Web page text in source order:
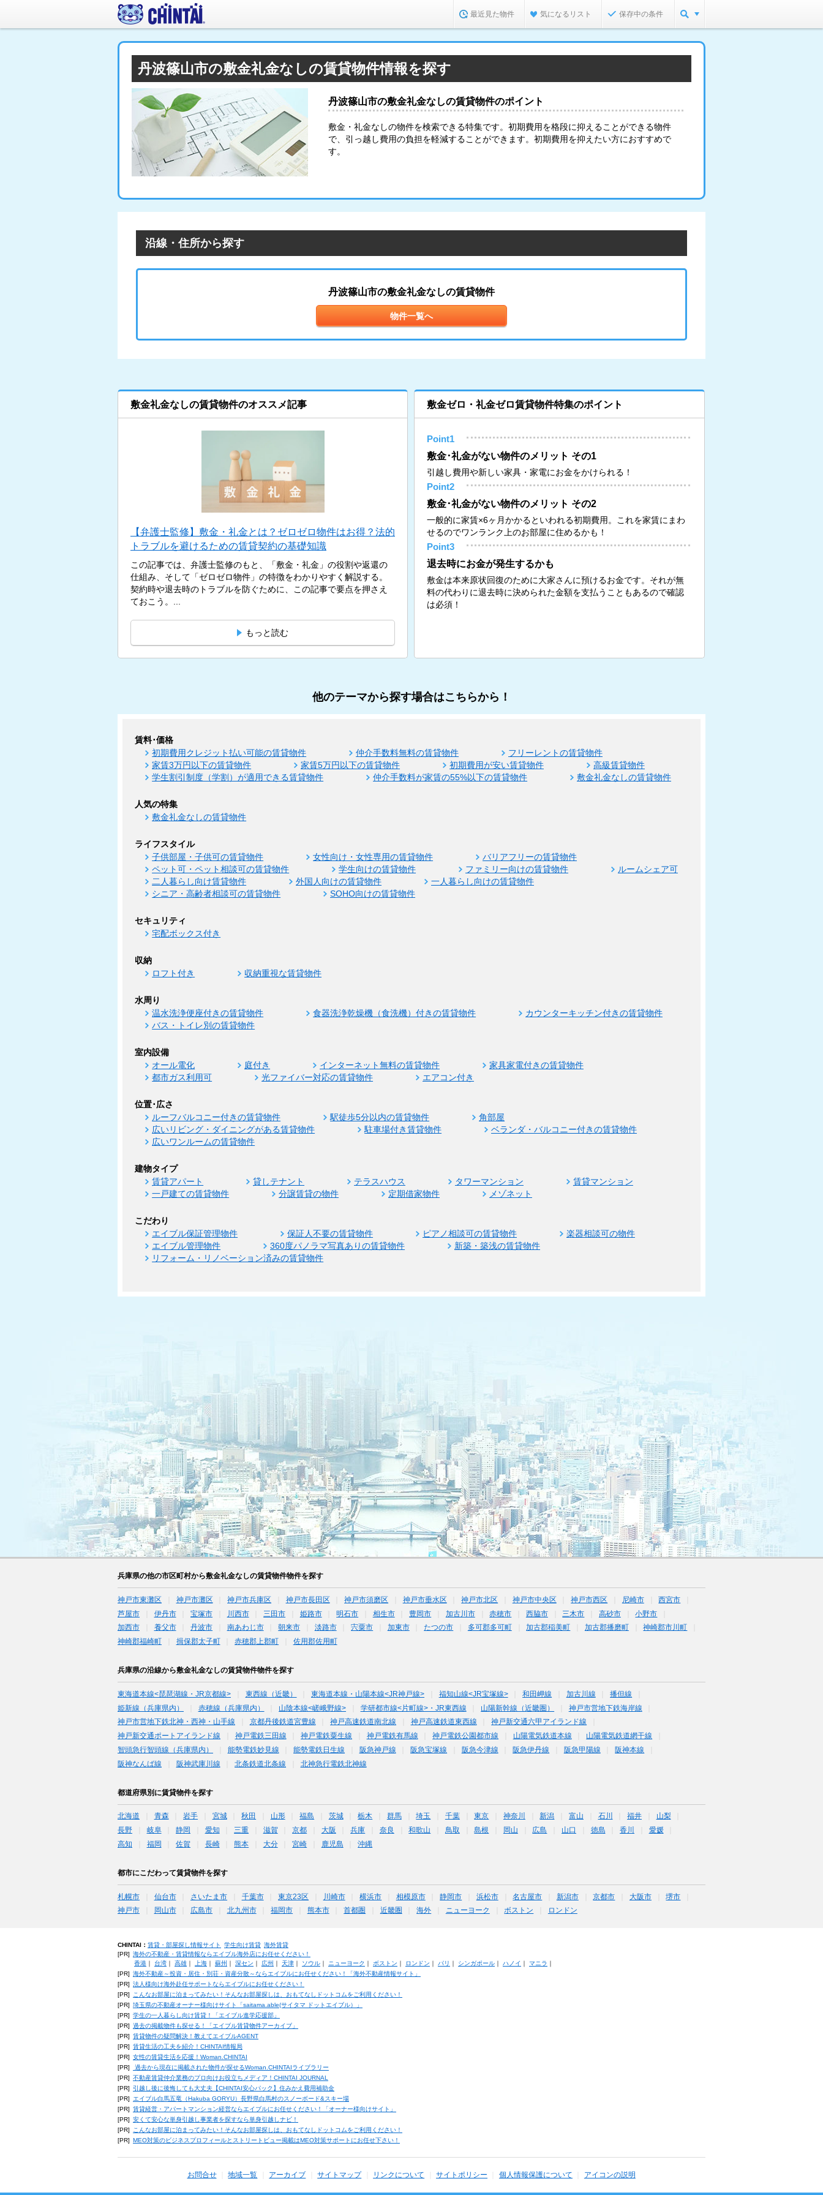
最近見た物件 気になるリスト 保存中の条件
丹波篠山市の敷金礼金なしの賃貸物件情報を探す
丹波篠山市の敷金礼金なしの賃貸物件のポイント
敷金・礼金なしの物件を検索できる特集です。初期費用を格段に抑えることができる物件
で、引っ越し費用の負担を軽減することができます。初期費用を抑えたい方におすすめで
す。
沿線・住所から探す
丹波篠山市の敷金礼金なしの賃貸物件
物件一覧へ
敷金礼金なしの賃貸物件のオススメ記事
【弁護士監修】敷金・礼金とは？ゼロゼロ物件はお得？法的
トラブルを避けるための賃貸契約の基礎知識
この記事では、弁護士監修のもと、「敷金・礼金」の役割や返還の
仕組み、そして「ゼロゼロ物件」の特徴をわかりやすく解説する。
契約時や退去時のトラブルを防ぐために、この記事で要点を押さえ
ておこう。...
もっと読む
敷金ゼロ・礼金ゼロ賃貸物件特集のポイント
Point1
敷金･礼金がない物件のメリット その1
引越し費用や新しい家具・家電にお金をかけられる！
Point2
敷金･礼金がない物件のメリット その2
一般的に家賃×6ヶ月かかるといわれる初期費用。これを家賃にまわ
せるのでワンランク上のお部屋に住めるかも！
Point3
退去時にお金が発生するかも
敷金は本来原状回復のために大家さんに預けるお金です。それが無
料の代わりに退去時に決められた金額を支払うこともあるので確認
は必須！
他のテーマから探す場合はこちらから！
賃料･価格
初期費用クレジット払い可能の賃貸物件 仲介手数料無料の賃貸物件
フリーレントの賃貸物件
家賃3万円以下の賃貸物件
家賃5万円以下の賃貸物件 初期費用が安い賃貸物件
高級賃貸物件
学生割引制度（学割）が適用できる賃貸物件
仲介手数料が家賃の55%以下の賃貸物件 敷金礼金なしの賃貸物件
人気の特集
敷金礼金なしの賃貸物件
ライフスタイル
子供部屋・子供可の賃貸物件 女性向け・女性専用の賃貸物件
バリアフリーの賃貸物件
ペット可・ペット相談可の賃貸物件
学生向けの賃貸物件 ファミリー向けの賃貸物件
ルームシェア可
二人暮らし向け賃貸物件
外国人向けの賃貸物件
一人暮らし向けの賃貸物件
シニア・高齢者相談可の賃貸物件
SOHO向けの賃貸物件
セキュリティ
宅配ボックス付き
収納
ロフト付き 収納重視な賃貸物件
水周り
温水洗浄便座付きの賃貸物件 食器洗浄乾燥機（食洗機）付きの賃貸物件
カウンターキッチン付きの賃貸物件
バス・トイレ別の賃貸物件
室内設備
オール電化 庭付き インターネット無料の賃貸物件
家具家電付きの賃貸物件
都市ガス利用可
光ファイバー対応の賃貸物件 エアコン付き
位置･広さ
ルーフバルコニー付きの賃貸物件 駅徒歩5分以内の賃貸物件
角部屋
広いリビング・ダイニングがある賃貸物件
駐車場付き賃貸物件
ベランダ・バルコニー付きの賃貸物件
広いワンルームの賃貸物件
建物タイプ
賃貸アパート 貸しテナント テラスハウス タワーマンション
賃貸マンション
一戸建ての賃貸物件
分譲賃貸の物件 定期借家物件 メゾネット
こだわり
エイブル保証管理物件 保証人不要の賃貸物件 ピアノ相談可の賃貸物件
楽器相談可の物件
エイブル管理物件
360度パノラマ写真ありの賃貸物件
新築・築浅の賃貸物件
リフォーム・リノベーション済みの賃貸物件
兵庫県の他の市区町村から敷金礼金なしの賃貸物件物件を探す
神戸市東灘区 神戸市灘区 神戸市兵庫区 神戸市長田区 神戸市須磨区 神戸市垂水区 神戸市北区 神戸市中央区 神戸市西区 尼崎市
西宮市
芦屋市
伊丹市 宝塚市 川西市 三田市 姫路市 明石市 相生市 豊岡市 加古川市 赤穂市 西脇市 三木市 高砂市
小野市
加西市
養父市 丹波市 南あわじ市 朝来市 淡路市 宍粟市 加東市 たつの市 多可郡多可町 加古郡稲美町 加古郡播磨町
神崎郡市川町
神崎郡福崎町
揖保郡太子町 赤穂郡上郡町 佐用郡佐用町
兵庫県の沿線から敷金礼金なしの賃貸物件物件を探す
東海道本線<琵琶湖線・JR京都線> 東西線（近畿） 東海道本線・山陽本線<JR神戸線> 福知山線<JR宝塚線> 和田岬線 加古川線
播但線
姫新線（兵庫県内）
赤穂線（兵庫県内） 山陰本線<嵯峨野線> 学研都市線<片町線>・JR東西線 山陽新幹線（近畿圏）
神戸市営地下鉄海岸線
神戸市営地下鉄北神・西神・山手線
京都丹後鉄道宮豊線 神戸高速鉄道南北線 神戸高速鉄道東西線
神戸新交通六甲アイランド線
神戸新交通ポートアイランド線
神戸電鉄三田線 神戸電鉄粟生線 神戸電鉄有馬線 神戸電鉄公園都市線 山陽電気鉄道本線
山陽電気鉄道網干線
智頭急行智頭線（兵庫県内）
能勢電鉄妙見線 能勢電鉄日生線 阪急神戸線 阪急宝塚線 阪急今津線 阪急伊丹線 阪急甲陽線
阪神本線
阪神なんば線
阪神武庫川線 北条鉄道北条線 北神急行電鉄北神線
都道府県別に賃貸物件を探す
北海道 青森 岩手 宮城 秋田 山形 福島 茨城 栃木 群馬 埼玉 千葉 東京 神奈川 新潟 富山 石川 福井
山梨
長野
岐阜 静岡 愛知 三重 滋賀 京都 大阪 兵庫 奈良 和歌山 鳥取 島根 岡山 広島 山口 徳島 香川
愛媛
高知
福岡 佐賀 長崎 熊本 大分 宮崎 鹿児島 沖縄
都市にこだわって賃貸物件を探す
札幌市 仙台市 さいたま市 千葉市 東京23区 川崎市 横浜市 相模原市 静岡市 浜松市 名古屋市 新潟市 京都市 大阪市
堺市
神戸市
岡山市 広島市 北九州市 福岡市 熊本市 首都圏 近畿圏 海外 ニューヨーク ボストン ロンドン
CHINTAI： 賃貸・部屋探し情報サイト 学生向け賃貸 海外賃貸
[PR] 海外の不動産・賃貸情報ならエイブル海外店にお任せください！
香港｜ 台湾｜ 高雄｜ 上海｜ 蘇州 深セン 広州 天津｜ ソウル｜ ニューヨーク ボストン ロンドン パリ シンガポール｜ ハノイ マニラ
[PR] 海外不動産～投資・居住・別荘・資産分散～ならエイブルにお任せください！「海外不動産情報サイト」
[PR] 法人様向け海外赴任サポートならエイブルにお任せください！
[PR]
こんなお部屋に泊まってみたい！そんなお部屋探しは、おもてなしドットコムをご利用ください！
[PR] 埼玉県の不動産オーナー様向けサイト「saitama.able(サイタマ ドットエイブル）」
[PR] 学生の一人暮らし向け賃貸！「エイブル進学応援部」
[PR] 過去の掲載物件も探せる！「エイブル賃貸物件アーカイブ」
[PR] 賃貸物件の疑問解決！教えてエイブルAGENT
[PR] 賃貸生活の工夫を紹介！CHINTAI情報局
[PR] 女性の賃貸生活を応援！Woman.CHINTAI
[PR]
過去から現在に掲載された物件が探せるWoman.CHINTAIライブラリー
[PR] 不動産賃貸仲介業務のプロ向けお役立ちメディア！CHINTAI JOURNAL
[PR]
引越し後に後悔しても大丈夫【CHINTAI安心パック】住みかえ費用補助金
[PR] エイブル白馬五竜（Hakuba GORYU）長野県白馬村のスノーボード&スキー場
[PR] 賃貸経営・アパートマンション経営ならエイブルにお任せください！「オーナー様向けサイト」
[PR] 安くて安心な単身引越し事業者を探すなら単身引越しナビ！
[PR]
こんなお部屋に泊まってみたい！そんなお部屋探しは、おもてなしドットコムをご利用ください！
[PR] MEO対策のビジネスプロフィールとストリートビュー掲載はMEO対策サポートにお任せ下さい！
お問合せ 地域一覧 アーカイブ サイトマップ リンクについて サイトポリシー 個人情報保護について アイコンの説明